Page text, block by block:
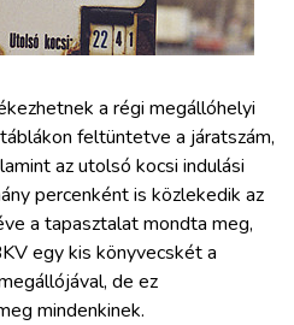
a régi megállóhelyi
feltüntetve a járatszám,
az utolsó kocsi indulási
percenként is közlekedik az
a tapasztalat mondta meg,
egy kis könyvecskét a
de ez
mindenkinek.